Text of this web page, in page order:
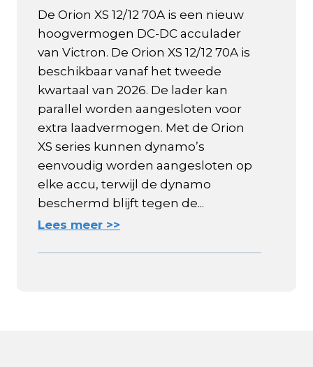
De Orion XS 12/12 70A is een nieuw
hoogvermogen DC-DC acculader
van Victron. De Orion XS 12/12 70A is
beschikbaar vanaf het tweede
kwartaal van 2026. De lader kan
parallel worden aangesloten voor
extra laadvermogen. Met de Orion
XS series kunnen dynamo’s
eenvoudig worden aangesloten op
elke accu, terwijl de dynamo
beschermd blijft tegen de...
Lees meer >>